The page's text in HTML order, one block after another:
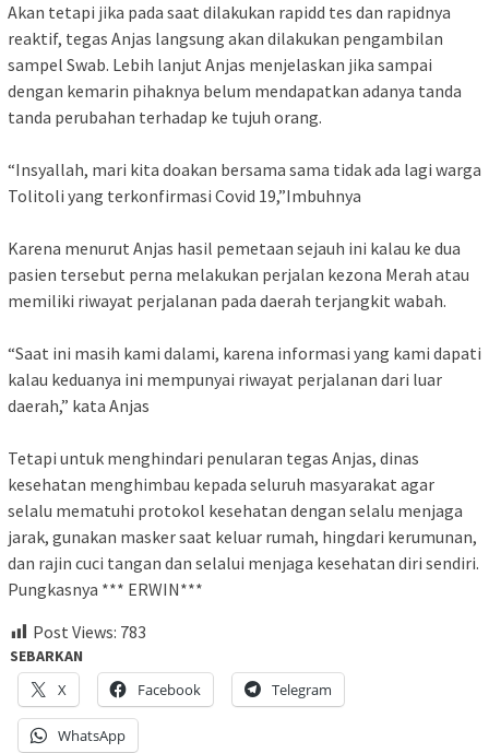
Akan tetapi jika pada saat dilakukan rapidd tes dan rapidnya
reaktif, tegas Anjas langsung akan dilakukan pengambilan
sampel Swab. Lebih lanjut Anjas menjelaskan jika sampai
dengan kemarin pihaknya belum mendapatkan adanya tanda
tanda perubahan terhadap ke tujuh orang.
“Insyallah, mari kita doakan bersama sama tidak ada lagi warga
Tolitoli yang terkonfirmasi Covid 19,”Imbuhnya
Karena menurut Anjas hasil pemetaan sejauh ini kalau ke dua
pasien tersebut perna melakukan perjalan kezona Merah atau
memiliki riwayat perjalanan pada daerah terjangkit wabah.
“Saat ini masih kami dalami, karena informasi yang kami dapati
kalau keduanya ini mempunyai riwayat perjalanan dari luar
daerah,” kata Anjas
Tetapi untuk menghindari penularan tegas Anjas, dinas
kesehatan menghimbau kepada seluruh masyarakat agar
selalu mematuhi protokol kesehatan dengan selalu menjaga
jarak, gunakan masker saat keluar rumah, hingdari kerumunan,
dan rajin cuci tangan dan selalui menjaga kesehatan diri sendiri.
Pungkasnya *** ERWIN***
Post Views: 783
SEBARKAN
X
Facebook Telegram
WhatsApp